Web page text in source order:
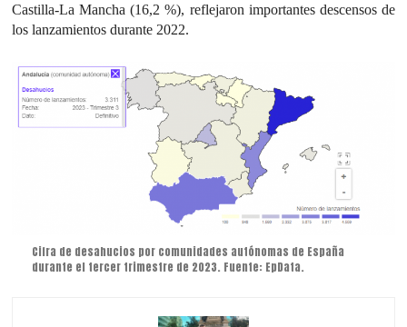
Castilla-La Mancha (16,2 %), reflejaron importantes descensos de
los lanzamientos durante 2022.
Cifra de desahucios por comunidades autónomas de España
durante el tercer trimestre de 2023. Fuente: EpData.